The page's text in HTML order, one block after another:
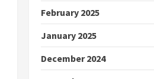
February 2025
January 2025
December 2024